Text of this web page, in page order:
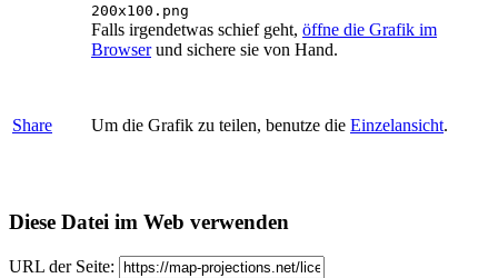
200x100.png
Falls irgendetwas schief geht, öffne die Grafik im
Browserund sichere sie von Hand.
Share Um die Grafik zu teilen, benutze die Einzelansicht.
Diese Datei im Web verwenden
URL der Seite: